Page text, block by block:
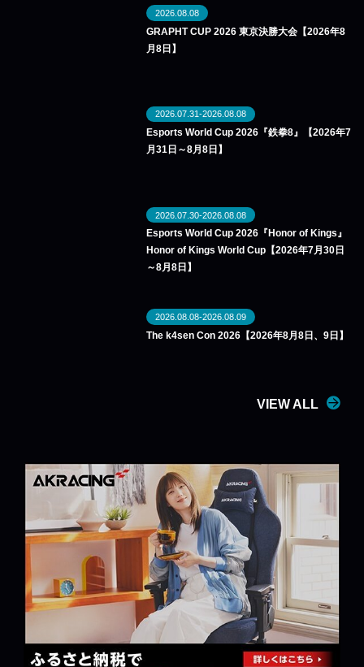
2026.08.08
GRAPHT CUP 2026 東京決勝大会【2026年8
月8日】
2026.07.31-2026.08.08
Esports World Cup 2026『鉄拳8』【2026年7
月31日～8月8日】
2026.07.30-2026.08.08
Esports World Cup 2026『Honor of Kings』
Honor of Kings World Cup【2026年7月30日
～8月8日】
2026.08.08-2026.08.09
The k4sen Con 2026【2026年8月8日、9日】
VIEW ALL